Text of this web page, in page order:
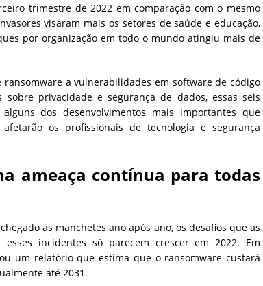
trimestre de 2022 em comparação com o mesmo
visaram mais os setores de saúde e educação,
por organização em todo o mundo atingiu mais de
a vulnerabilidades em software de código
privacidade e segurança de dados, essas seis
dos desenvolvimentos mais importantes que
os profissionais de tecnologia e segurança
ameaça contínua para todas
às manchetes ano após ano, os desafios que as
incidentes só parecem crescer em 2022. Em
um relatório que estima que o ransomware custará
até 2031.